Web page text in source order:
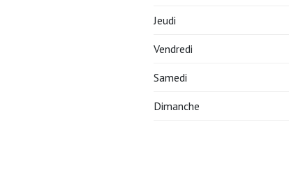
Jeudi
Vendredi
Samedi
Dimanche